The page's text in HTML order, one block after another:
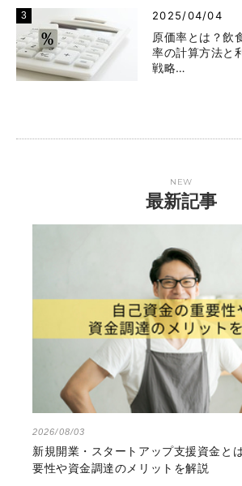
2025/04/04
原価率とは？飲
率の計算方法と
戦略…
NEW
最新記事
2026/08/03
新規開業・スタートアップ支援資金と
要性や資金調達のメリットを解説